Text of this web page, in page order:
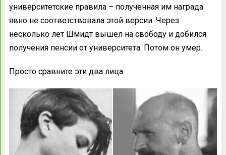
университетские правила – полученная им награда
явно не соответствовала этой версии. Через
несколько лет Шмидт вышел на свободу и добился
получения пенсии от университета. Потом он умер.
Просто сравните эти два лица.